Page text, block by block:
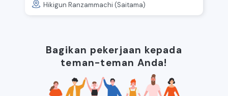
Hikigun Ranzammachi (Saitama)
Bagikan pekerjaan kepada
teman-teman Anda!